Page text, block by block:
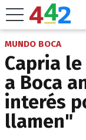
MUNDO BOCA
Capria
a Boca
interés
llamen"